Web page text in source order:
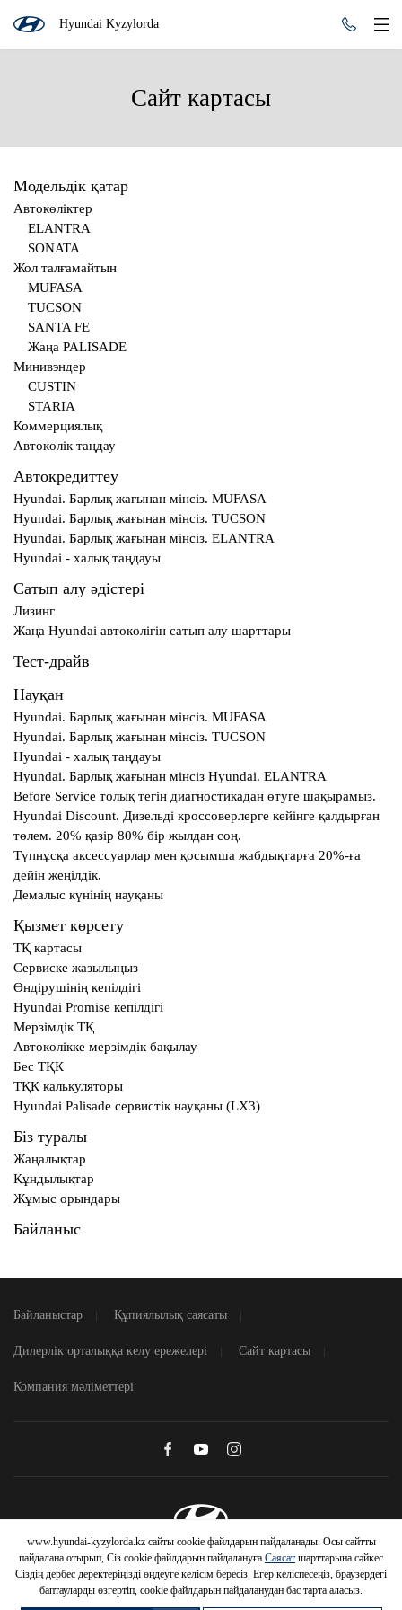
Hyundai Kyzylorda
Сайт картасы
Модельдік қатар
Автокөліктер
ELANTRA
SONATA
Жол талғамайтын
MUFASA
TUCSON
SANTA FE
Жаңа PALISADE
Минивэндер
CUSTIN
STARIA
Коммерциялық
Автокөлік таңдау
Автокредиттеу
Hyundai. Барлық жағынан мінсіз. MUFASA
Hyundai. Барлық жағынан мінсіз. TUCSON
Hyundai. Барлық жағынан мінсіз. ELANTRA
Hyundai - халық таңдауы
Сатып алу әдістері
Лизинг
Жаңа Hyundai автокөлігін сатып алу шарттары
Тест-драйв
Науқан
Hyundai. Барлық жағынан мінсіз. MUFASA
Hyundai. Барлық жағынан мінсіз. TUCSON
Hyundai - халық таңдауы
Hyundai. Барлық жағынан мінсіз Hyundai. ELANTRA
Before Service толық тегін диагностикадан өтуге шақырамыз.
Hyundai Discount. Дизельді кроссоверлерге кейінге қалдырған
төлем. 20% қазір 80% бір жылдан соң.
Түпнұсқа аксессуарлар мен қосымша жабдықтарға 20%-ға
дейін жеңілдік.
Демалыс күнінің науқаны
Қызмет көрсету
ТҚ картасы
Сервиске жазылыңыз
Өндірушінің кепілдігі
Hyundai Promise кепілдігі
Мерзімдік ТҚ
Автокөлікке мерзімдік бақылау
Бес ТҚК
ТҚК калькуляторы
Hyundai Palisade сервистік науқаны (LX3)
Біз туралы
Жаңалықтар
Құндылықтар
Жұмыс орындары
Байланыс
Байланыстар Құпиялылық саясаты
Дилерлік орталыққа келу ережелері Сайт картасы
Компания мәліметтері
© 2026 Hyundai Motor Company
www.hyundai-kyzylorda.kz сайты cookie файлдарын пайдаланады. Осы сайтты
пайдалана отырып, Сіз cookie файлдарын пайдалануға Саясат шарттарына сәйкес
Сіздің дербес деректеріңізді өңдеуге келісім бересіз. Егер келіспесеңіз, браузердегі
баптауларды өзгертіп, cookie файлдарын пайдаланудан бас тарта аласыз.
HYUNDAI
АВТОМОБИЛЬДЕРІНЕ